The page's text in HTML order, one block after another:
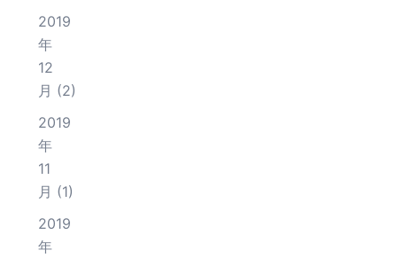
2019
年
12
月 (2)
2019
年
11
月 (1)
2019
年